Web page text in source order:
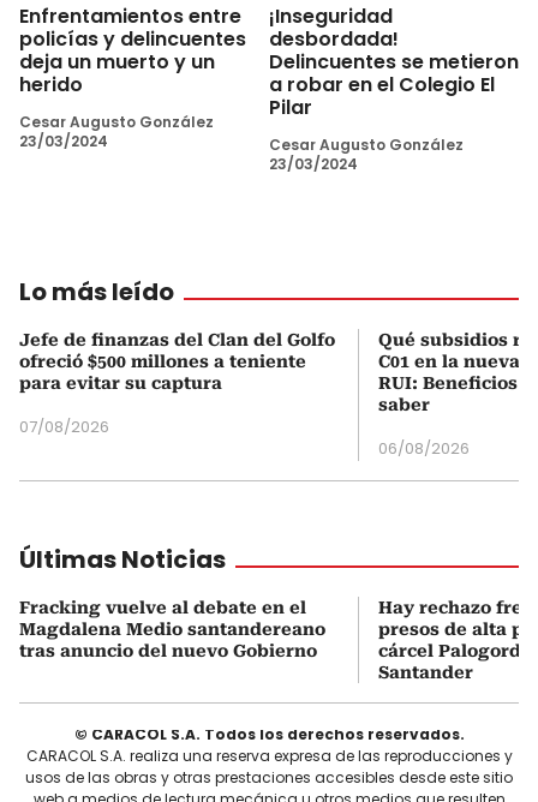
Enfrentamientos entre
policías y delincuentes
deja un muerto y un
herido
Cesar Augusto González
23/03/2024
¡Inseguridad
desbordada!
Delincuentes se metieron
a robar en el Colegio El
Pilar
Cesar Augusto González
23/03/2024
Lo más leído
Jefe de finanzas del Clan del Golfo
ofreció $500 millones a teniente
para evitar su captura
07/08/2026
Qué subsidios
C01 en la nueva
RUI: Beneficios
saber
06/08/2026
Últimas Noticias
Fracking vuelve al debate en el
Magdalena Medio santandereano
tras anuncio del nuevo Gobierno
Hay rechazo
presos de alta
cárcel Palogordo
Santander
© CARACOL S.A. Todos los derechos reservados.
CARACOL S.A. realiza una reserva expresa de las reproducciones y
usos de las obras y otras prestaciones accesibles desde este sitio